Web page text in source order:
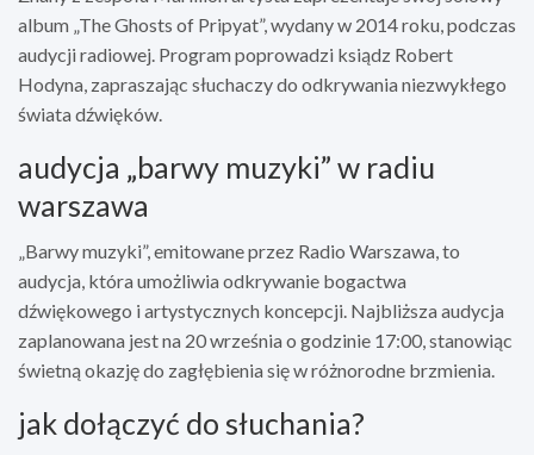
album „The Ghosts of Pripyat”, wydany w 2014 roku, podczas
audycji radiowej. Program poprowadzi ksiądz Robert
Hodyna, zapraszając słuchaczy do odkrywania niezwykłego
świata dźwięków.
audycja „barwy muzyki” w radiu
warszawa
„Barwy muzyki”, emitowane przez Radio Warszawa, to
audycja, która umożliwia odkrywanie bogactwa
dźwiękowego i artystycznych koncepcji. Najbliższa audycja
zaplanowana jest na 20 września o godzinie 17:00, stanowiąc
świetną okazję do zagłębienia się w różnorodne brzmienia.
jak dołączyć do słuchania?